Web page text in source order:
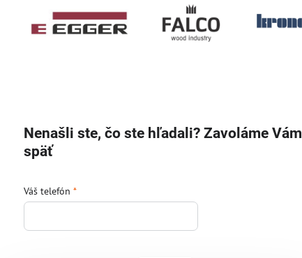
Nenašli ste, čo ste hľadali? Zavoláme Vám
späť
Váš telefón *